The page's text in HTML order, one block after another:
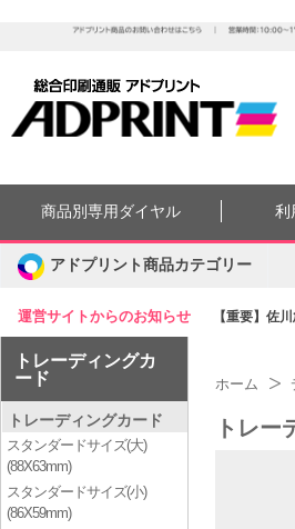
運営サイトからのお知らせ 【重要】佐
商品別専用ダイヤル 利
アドプリント商品カテゴリー
トレーディングカ
ード
トレーディングカード
スタンダードサイズ(大)
(88X63mm)
スタンダードサイズ(小)
(86X59mm)
ホーム
トレー